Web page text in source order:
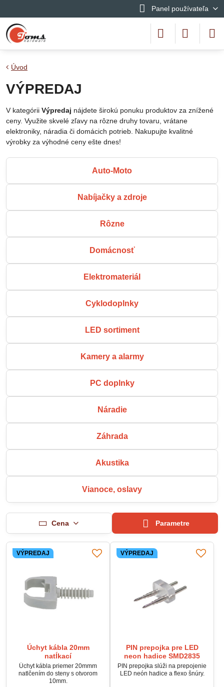
Panel používateľa
Úvod
VÝPREDAJ
V kategórii Výpredaj nájdete širokú ponuku produktov za znížené
ceny. Využite skvelé zľavy na rôzne druhy tovaru, vrátane
elektroniky, náradia či domácich potrieb. Nakupujte kvalitné
výrobky za výhodné ceny ešte dnes!
Auto-Moto
Nabíjačky a zdroje
Rôzne
Domácnosť
Elektromateriál
Cyklodoplnky
LED sortiment
Kamery a alarmy
PC doplnky
Náradie
Záhrada
Akustika
Vianoce, oslavy
Cena Parametre
VÝPREDAJ
Úchyt kábla 20mm
natĺkací
Úchyt kábla priemer 20mmm
natlčením do steny s otvorom
10mm.
VÝPREDAJ
PIN prepojka pre LED
neon hadice SMD2835
PIN prepojka slúži na prepojenie
LED neón hadice a flexo šnúry.